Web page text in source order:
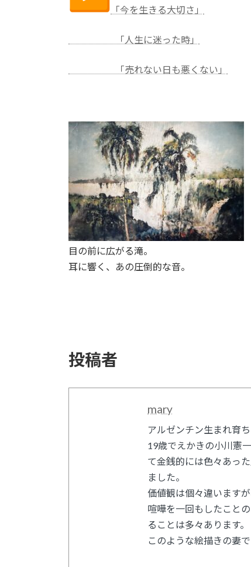
「今を生きる大切さ」
「人生に迷った時」
「売れない日も悪くない」
目の前に広がる滝。
耳に響く、あの圧倒的な音。
投稿者
mary
アルゼンチン生まれ育
19歳でえかきの小川憲
て金銭的には色々あっ
ました。
価値観は個々違います
喧嘩を一回もしたこと
ることは多々あります。
このような絵描きの妻